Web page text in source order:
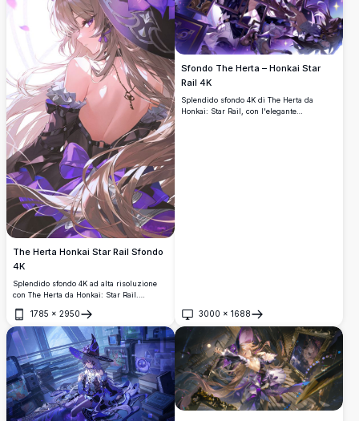
The Herta Honkai Star Rail Sfondo
4K
Splendido sfondo 4K ad alta risoluzione
con The Herta da Honkai: Star Rail.
design elegante del personaggio con
capelli castani fluenti, accenti viola e fiori
violetti. Perfetto per sfondi desktop e
mobile con illuminazione soffusa e
atmosfera eterea.
1785 × 2950
Apri
Sfondo The Herta – Honkai Star
Rail 4K
Splendido sfondo 4K di The Herta da
Honkai: Star Rail, con l'elegante
3000 × 1688
Apri